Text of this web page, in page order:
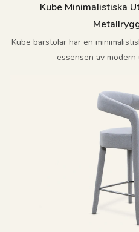
Kube Minimalistiska
Kube barstolar har en
essensen av